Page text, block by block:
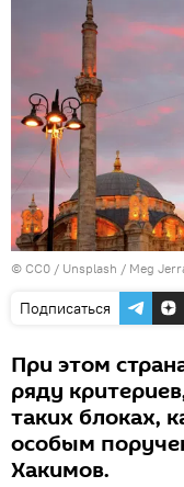
© CC0 / Unsplash / Meg
Подписаться
При этом
ряду
таких блоках,
особым
Хакимов.